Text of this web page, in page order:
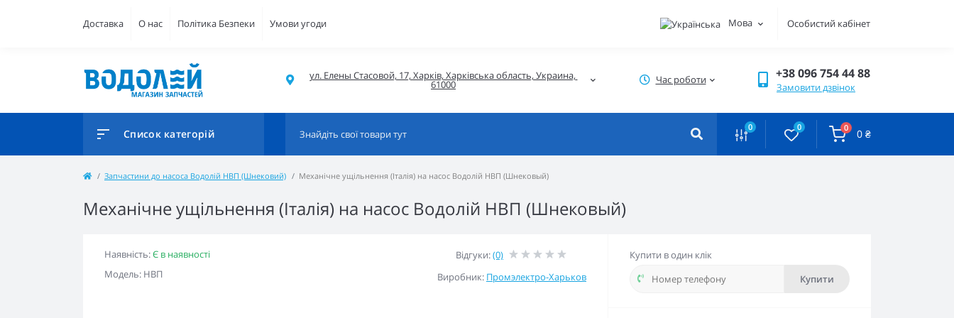
Доставка О нас Політика Безпеки Умови угоди Мова Особистий кабінет
ул. Елены Стасовой, 17, Харків, Харківська область, Украина,
61000 Час роботи +38 096 754 44 88
Замовити дзвінок
Список категорій 0 0 0 0 ₴
Запчастини до насоса Водолій НВП (Шнековий) Механічне ущільнення (Італія) на насос Водолій НВП (Шнековый)
Механічне ущільнення (Італія) на насос Водолій НВП (Шнековый)
Наявність:Є в наявності
Модель: НВП
Відгуки:(0)
Виробник: Промэлектро-Харьков
Купити в один клік
Купити